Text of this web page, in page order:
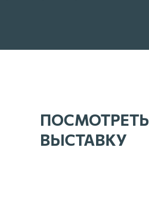
ПОСМОТРЕТЬ
ВЫСТАВКУ